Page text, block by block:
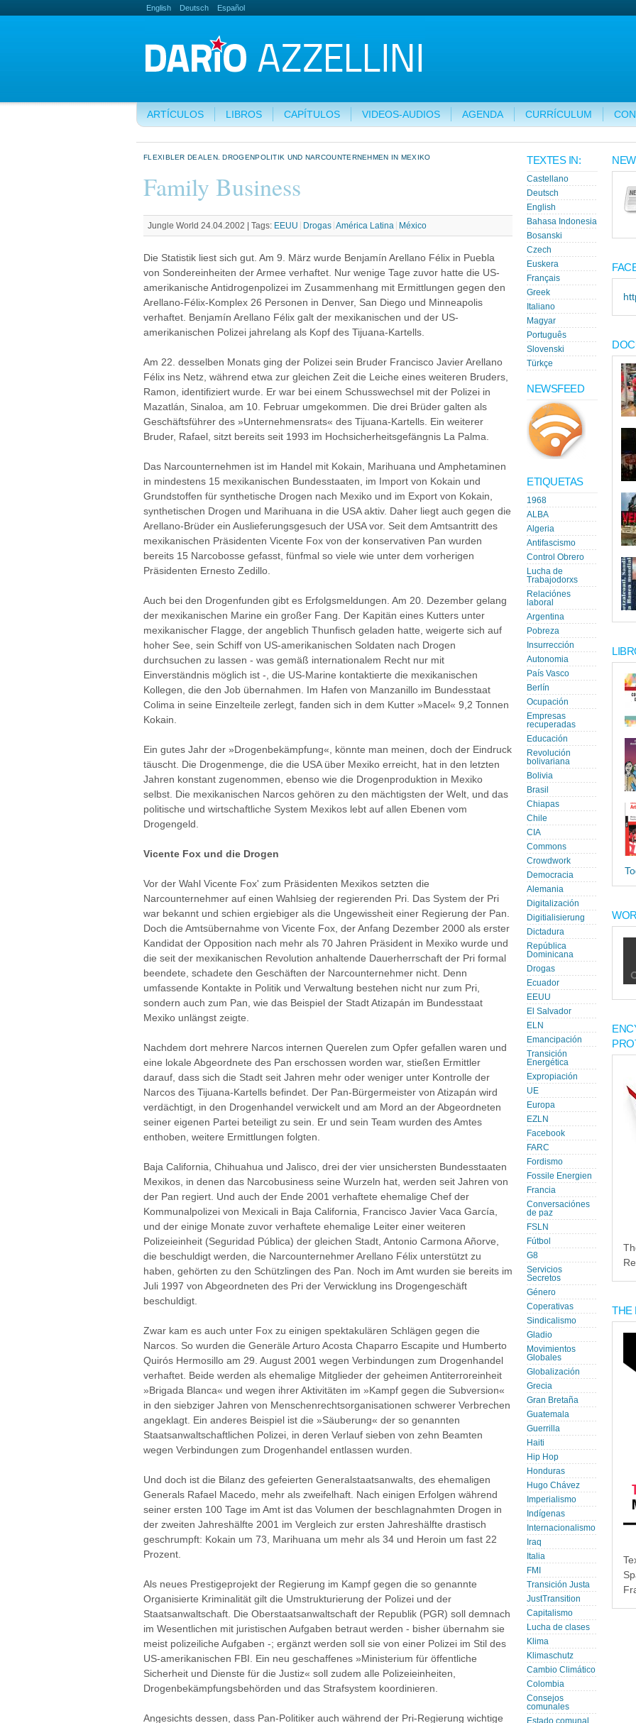
English Deutsch Español
ARTÍCULOS LIBROS CAPÍTULOS VIDEOS-AUDIOS AGENDA CURRÍCULUM
FLEXIBLER DEALEN. DROGENPOLITIK UND NARCOUNTERNEHMEN IN MEXIKO
Family Business
Jungle World 24.04.2002 | Tags: EEUU Drogas América Latina México
Die Statistik liest sich gut. Am 9. März wurde Benjamín Arellano Félix in Puebla
von Sondereinheiten der Armee verhaftet. Nur wenige Tage zuvor hatte die US-
amerikanische Antidrogenpolizei im Zusammenhang mit Ermittlungen gegen den
Arellano-Félix-Komplex 26 Personen in Denver, San Diego und Minneapolis
verhaftet. Benjamín Arellano Félix galt der mexikanischen und der US-
amerikanischen Polizei jahrelang als Kopf des Tijuana-Kartells.
Am 22. desselben Monats ging der Polizei sein Bruder Francisco Javier Arellano
Félix ins Netz, während etwa zur gleichen Zeit die Leiche eines weiteren Bruders,
Ramon, identifiziert wurde. Er war bei einem Schusswechsel mit der Polizei in
Mazatlán, Sinaloa, am 10. Februar umgekommen. Die drei Brüder galten als
Geschäftsführer des »Unternehmensrats« des Tijuana-Kartells. Ein weiterer
Bruder, Rafael, sitzt bereits seit 1993 im Hochsicherheitsgefängnis La Palma.
Das Narcounternehmen ist im Handel mit Kokain, Marihuana und Amphetaminen
in mindestens 15 mexikanischen Bundesstaaten, im Import von Kokain und
Grundstoffen für synthetische Drogen nach Mexiko und im Export von Kokain,
synthetischen Drogen und Marihuana in die USA aktiv. Daher liegt auch gegen die
Arellano-Brüder ein Auslieferungsgesuch der USA vor. Seit dem Amtsantritt des
mexikanischen Präsidenten Vicente Fox von der konservativen Pan wurden
bereits 15 Narcobosse gefasst, fünfmal so viele wie unter dem vorherigen
Präsidenten Ernesto Zedillo.
Auch bei den Drogenfunden gibt es Erfolgsmeldungen. Am 20. Dezember gelang
der mexikanischen Marine ein großer Fang. Der Kapitän eines Kutters unter
mexikanischer Flagge, der angeblich Thunfisch geladen hatte, weigerte sich auf
hoher See, sein Schiff von US-amerikanischen Soldaten nach Drogen
durchsuchen zu lassen - was gemäß internationalem Recht nur mit
Einverständnis möglich ist -, die US-Marine kontaktierte die mexikanischen
Kollegen, die den Job übernahmen. Im Hafen von Manzanillo im Bundesstaat
Colima in seine Einzelteile zerlegt, fanden sich in dem Kutter »Macel« 9,2 Tonnen
Kokain.
Ein gutes Jahr der »Drogenbekämpfung«, könnte man meinen, doch der Eindruck
täuscht. Die Drogenmenge, die die USA über Mexiko erreicht, hat in den letzten
Jahren konstant zugenommen, ebenso wie die Drogenproduktion in Mexiko
selbst. Die mexikanischen Narcos gehören zu den mächtigsten der Welt, und das
politische und wirtschaftliche System Mexikos lebt auf allen Ebenen vom
Drogengeld.
Vicente Fox und die Drogen
Vor der Wahl Vicente Fox' zum Präsidenten Mexikos setzten die
Narcounternehmer auf einen Wahlsieg der regierenden Pri. Das System der Pri
war bekannt und schien ergiebiger als die Ungewissheit einer Regierung der Pan.
Doch die Amtsübernahme von Vicente Fox, der Anfang Dezember 2000 als erster
Kandidat der Opposition nach mehr als 70 Jahren Präsident in Mexiko wurde und
die seit der mexikanischen Revolution anhaltende Dauerherrschaft der Pri formal
beendete, schadete den Geschäften der Narcounternehmer nicht. Denn
umfassende Kontakte in Politik und Verwaltung bestehen nicht nur zum Pri,
sondern auch zum Pan, wie das Beispiel der Stadt Atizapán im Bundesstaat
Mexiko unlängst zeigte.
Nachdem dort mehrere Narcos internen Querelen zum Opfer gefallen waren und
eine lokale Abgeordnete des Pan erschossen worden war, stießen Ermittler
darauf, dass sich die Stadt seit Jahren mehr oder weniger unter Kontrolle der
Narcos des Tijuana-Kartells befindet. Der Pan-Bürgermeister von Atizapán wird
verdächtigt, in den Drogenhandel verwickelt und am Mord an der Abgeordneten
seiner eigenen Partei beteiligt zu sein. Er und sein Team wurden des Amtes
enthoben, weitere Ermittlungen folgten.
Baja California, Chihuahua und Jalisco, drei der vier unsichersten Bundesstaaten
Mexikos, in denen das Narcobusiness seine Wurzeln hat, werden seit Jahren von
der Pan regiert. Und auch der Ende 2001 verhaftete ehemalige Chef der
Kommunalpolizei von Mexicali in Baja California, Francisco Javier Vaca García,
und der einige Monate zuvor verhaftete ehemalige Leiter einer weiteren
Polizeieinheit (Seguridad Pública) der gleichen Stadt, Antonio Carmona Añorve,
die beschuldigt werden, die Narcounternehmer Arellano Félix unterstützt zu
haben, gehörten zu den Schützlingen des Pan. Noch im Amt wurden sie bereits im
Juli 1997 von Abgeordneten des Pri der Verwicklung ins Drogengeschäft
beschuldigt.
Zwar kam es auch unter Fox zu einigen spektakulären Schlägen gegen die
Narcos. So wurden die Generäle Arturo Acosta Chaparro Escapite und Humberto
Quirós Hermosillo am 29. August 2001 wegen Verbindungen zum Drogenhandel
verhaftet. Beide werden als ehemalige Mitglieder der geheimen Antiterroreinheit
»Brigada Blanca« und wegen ihrer Aktivitäten im »Kampf gegen die Subversion«
in den siebziger Jahren von Menschenrechtsorganisationen schwerer Verbrechen
angeklagt. Ein anderes Beispiel ist die »Säuberung« der so genannten
Staatsanwaltschaftlichen Polizei, in deren Verlauf sieben von zehn Beamten
wegen Verbindungen zum Drogenhandel entlassen wurden.
Und doch ist die Bilanz des gefeierten Generalstaatsanwalts, des ehemaligen
Generals Rafael Macedo, mehr als zweifelhaft. Nach einigen Erfolgen während
seiner ersten 100 Tage im Amt ist das Volumen der beschlagnahmten Drogen in
der zweiten Jahreshälfte 2001 im Vergleich zur ersten Jahreshälfte drastisch
geschrumpft: Kokain um 73, Marihuana um mehr als 34 und Heroin um fast 22
Prozent.
Als neues Prestigeprojekt der Regierung im Kampf gegen die so genannte
Organisierte Kriminalität gilt die Umstrukturierung der Polizei und der
Staatsanwaltschaft. Die Oberstaatsanwaltschaft der Republik (PGR) soll demnach
im Wesentlichen mit juristischen Aufgaben betraut werden - bisher übernahm sie
meist polizeiliche Aufgaben -; ergänzt werden soll sie von einer Polizei im Stil des
US-amerikanischen FBI. Ein neu geschaffenes »Ministerium für öffentliche
Sicherheit und Dienste für die Justiz« soll zudem alle Polizeieinheiten,
Drogenbekämpfungsbehörden und das Strafsystem koordinieren.
Angesichts dessen, dass Pan-Politiker auch während der Pri-Regierung wichtige
TEXTES IN:
Castellano
Deutsch
English
Bahasa Indonesia
Bosanski
Czech
Euskera
Français
Greek
Italiano
Magyar
Português
Slovenski
Türkçe
NEWSFEED
ETIQUETAS
1968
ALBA
Algeria
Antifascismo
Control Obrero
Lucha de
Trabajodorxs
Relaciónes
laboral
Argentina
Pobreza
Insurrección
Autonomia
País Vasco
Berlín
Ocupación
Empresas
recuperadas
Educación
Revolución
bolivariana
Bolivia
Brasil
Chiapas
Chile
CIA
Commons
Crowdwork
Democracia
Alemania
Digitalización
Digitialisierung
Dictadura
República
Dominicana
Drogas
Ecuador
EEUU
El Salvador
ELN
Emancipación
Transición
Energética
Expropiación
UE
Europa
EZLN
Facebook
FARC
Fordismo
Fossile Energien
Francia
Conversaciónes
de paz
FSLN
Fútbol
G8
Servicios
Secretos
Género
Coperativas
Sindicalismo
Gladio
Movimientos
Globales
Globalización
Grecia
Gran Bretaña
Guatemala
Guerrilla
Haiti
Hip Hop
Honduras
Hugo Chávez
Imperialismo
Indígenas
Internacionalismo
Iraq
Italia
FMI
Transición Justa
JustTransition
Capitalismo
Lucha de clases
Klima
Klimaschutz
Cambio Climático
Colombia
Consejos
comunales
Estado comunal
THE